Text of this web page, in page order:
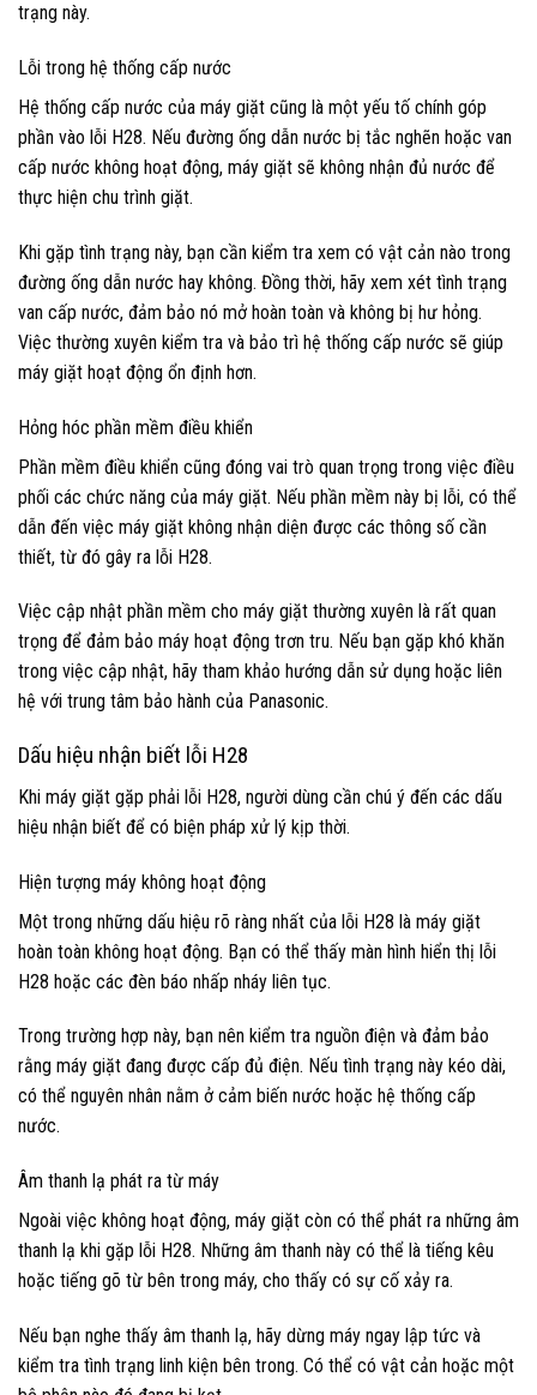
trạng này.
Lỗi trong hệ thống cấp nước
Hệ thống cấp nước của máy giặt cũng là một yếu tố chính góp
phần vào lỗi H28. Nếu đường ống dẫn nước bị tắc nghẽn hoặc van
cấp nước không hoạt động, máy giặt sẽ không nhận đủ nước để
thực hiện chu trình giặt.
Khi gặp tình trạng này, bạn cần kiểm tra xem có vật cản nào trong
đường ống dẫn nước hay không. Đồng thời, hãy xem xét tình trạng
van cấp nước, đảm bảo nó mở hoàn toàn và không bị hư hỏng.
Việc thường xuyên kiểm tra và bảo trì hệ thống cấp nước sẽ giúp
máy giặt hoạt động ổn định hơn.
Hỏng hóc phần mềm điều khiển
Phần mềm điều khiển cũng đóng vai trò quan trọng trong việc điều
phối các chức năng của máy giặt. Nếu phần mềm này bị lỗi, có thể
dẫn đến việc máy giặt không nhận diện được các thông số cần
thiết, từ đó gây ra lỗi H28.
Việc cập nhật phần mềm cho máy giặt thường xuyên là rất quan
trọng để đảm bảo máy hoạt động trơn tru. Nếu bạn gặp khó khăn
trong việc cập nhật, hãy tham khảo hướng dẫn sử dụng hoặc liên
hệ với trung tâm bảo hành của Panasonic.
Dấu hiệu nhận biết lỗi H28
Khi máy giặt gặp phải lỗi H28, người dùng cần chú ý đến các dấu
hiệu nhận biết để có biện pháp xử lý kịp thời.
Hiện tượng máy không hoạt động
Một trong những dấu hiệu rõ ràng nhất của lỗi H28 là máy giặt
hoàn toàn không hoạt động. Bạn có thể thấy màn hình hiển thị lỗi
H28 hoặc các đèn báo nhấp nháy liên tục.
Trong trường hợp này, bạn nên kiểm tra nguồn điện và đảm bảo
rằng máy giặt đang được cấp đủ điện. Nếu tình trạng này kéo dài,
có thể nguyên nhân nằm ở cảm biến nước hoặc hệ thống cấp
nước.
Âm thanh lạ phát ra từ máy
Ngoài việc không hoạt động, máy giặt còn có thể phát ra những âm
thanh lạ khi gặp lỗi H28. Những âm thanh này có thể là tiếng kêu
hoặc tiếng gõ từ bên trong máy, cho thấy có sự cố xảy ra.
Nếu bạn nghe thấy âm thanh lạ, hãy dừng máy ngay lập tức và
kiểm tra tình trạng linh kiện bên trong. Có thể có vật cản hoặc một